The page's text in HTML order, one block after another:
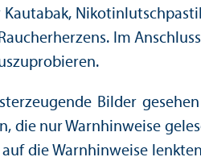
Im
Bilder
die nur Warnhinweise
die Warnhinweise